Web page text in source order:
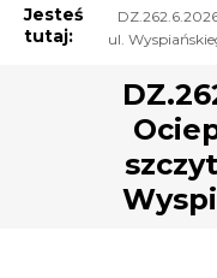
Jak
Jesteś
tutaj:
ul.